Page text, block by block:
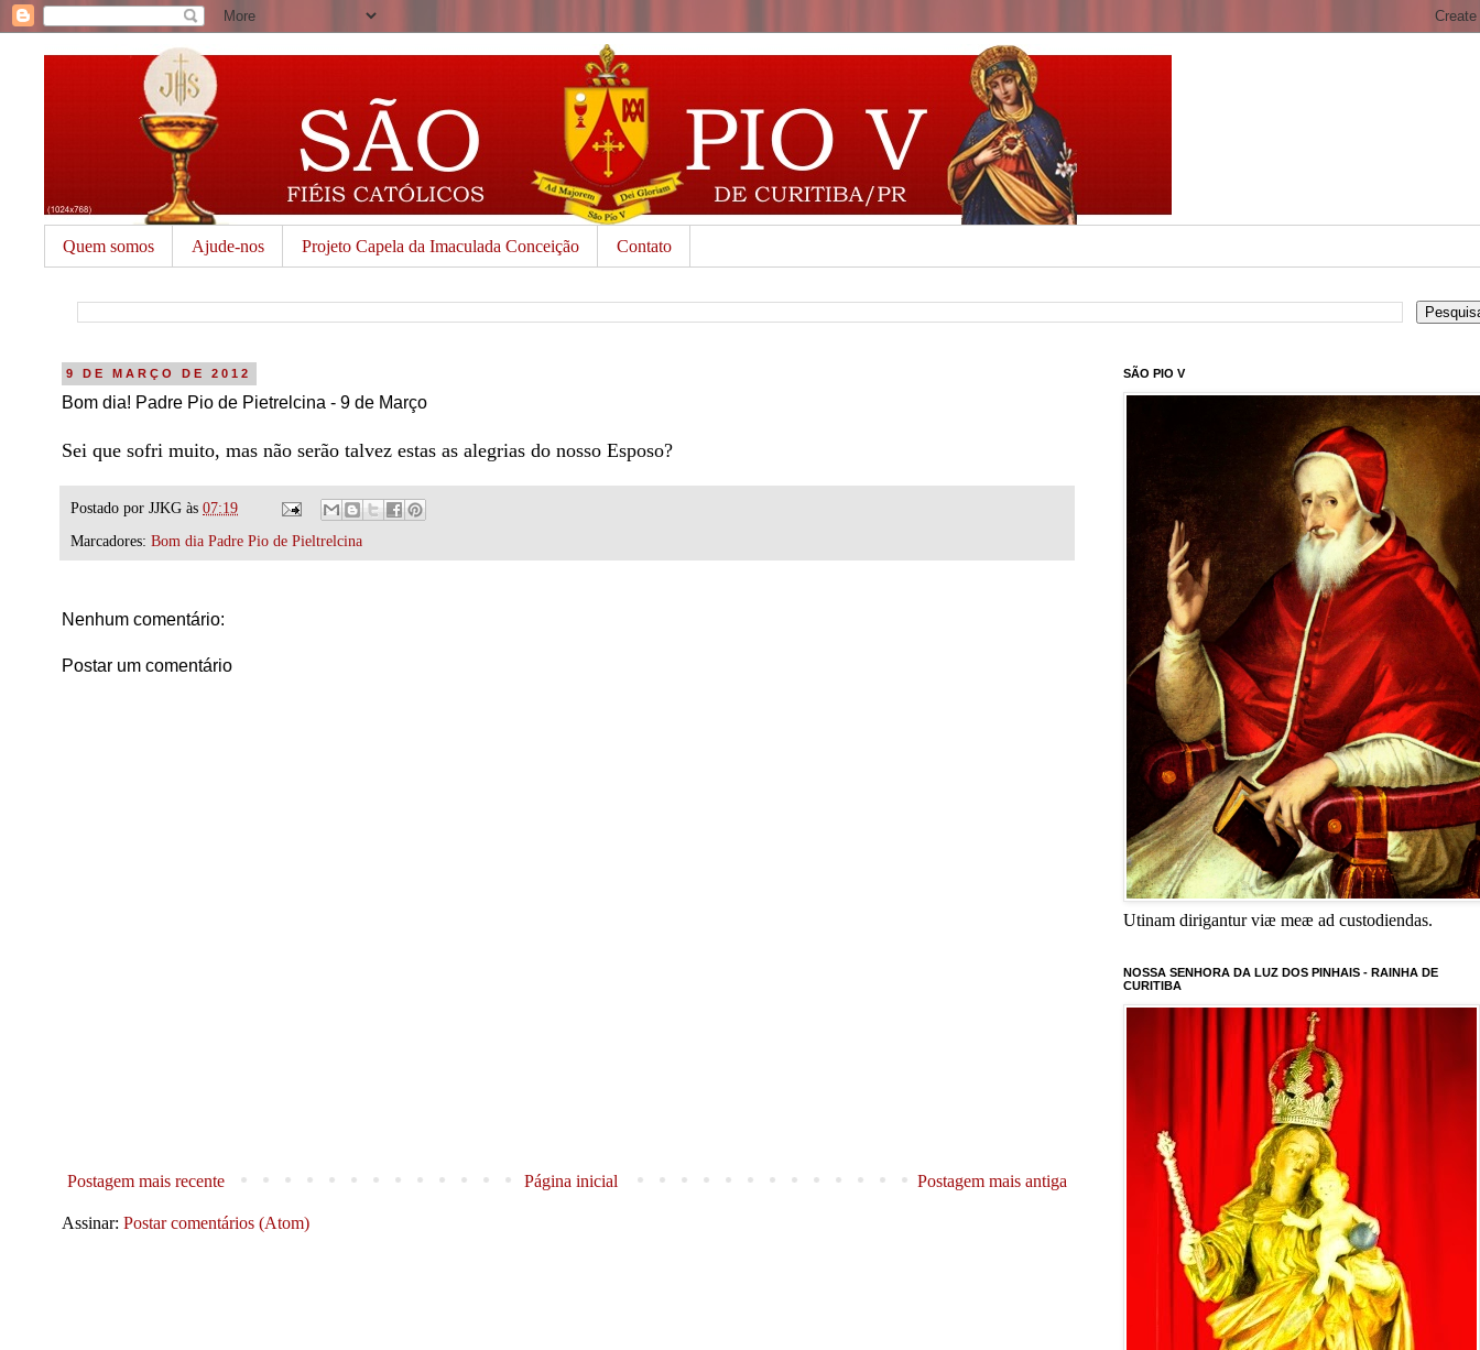
Quem somos Ajude-nos Projeto Capela da Imaculada Conceição Contato
9 DE MARÇO DE 2012
Bom dia! Padre Pio de Pietrelcina - 9 de Março
Sei que sofri muito, mas não serão talvez estas as alegrias do nosso Esposo?
Postado por JJKG às 07:19
Marcadores: Bom dia Padre Pio de Pieltrelcina
Nenhum comentário:
Postar um comentário
Postagem mais recente Postagem mais antiga
Página inicial
Assinar: Postar comentários (Atom)
SÃO PIO V
Utinam dirigantur viæ meæ ad custodiendas.
NOSSA SENHORA DA LUZ DOS PINHAIS - RAINHA DE
CURITIBA